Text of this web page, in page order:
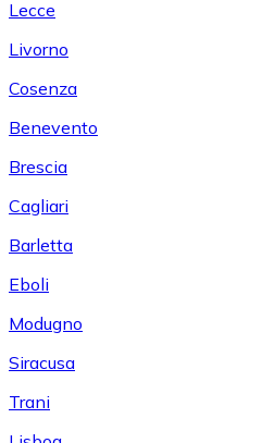
Lecce
Livorno
Cosenza
Benevento
Brescia
Cagliari
Barletta
Eboli
Modugno
Siracusa
Trani